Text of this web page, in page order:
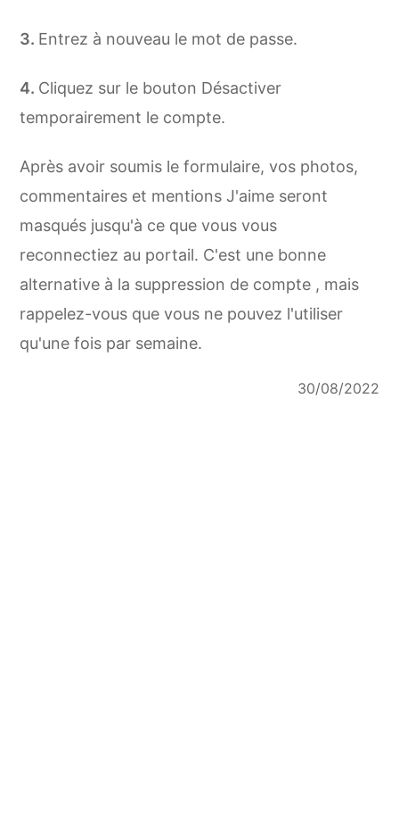
Entrez à nouveau le mot de passe.
Cliquez sur le bouton Désactiver
temporairement le compte.
Après avoir soumis le formulaire, vos photos,
commentaires et mentions J'aime seront
masqués jusqu'à ce que vous vous
reconnectiez au portail. C'est une bonne
alternative à la suppression de compte , mais
rappelez-vous que vous ne pouvez l'utiliser
qu'une fois par semaine.
30/08/2022